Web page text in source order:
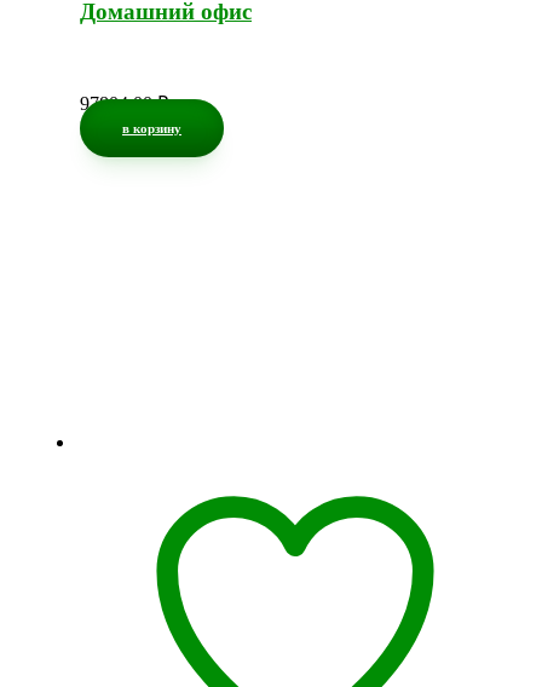
Домашний офис
97804,00₽
в корзину